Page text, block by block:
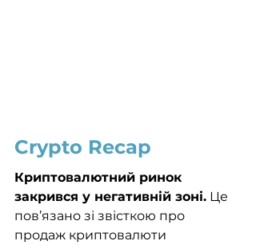
Crypto Recap
Криптовалютний ринок
закрився у негативній зоні. Це
пов’язано зі звісткою про
продаж криптовалюти